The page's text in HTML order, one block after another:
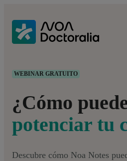
WEBINAR GRATUITO
¿Cómo
potenciar tu
Descubre cómo Noa Notes